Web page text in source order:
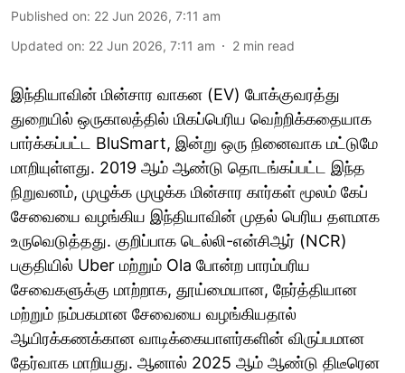
Published on: 22 Jun 2026, 7:11 am
Updated on: 22 Jun 2026, 7:11 am 2 min read
இந்தியாவின் மின்சார வாகன (EV) போக்குவரத்து
துறையில் ஒருகாலத்தில் மிகப்பெரிய வெற்றிக்கதையாக
பார்க்கப்பட்ட BluSmart, இன்று ஒரு நினைவாக மட்டுமே
மாறியுள்ளது. 2019 ஆம் ஆண்டு தொடங்கப்பட்ட இந்த
நிறுவனம், முழுக்க முழுக்க மின்சார கார்கள் மூலம் கேப்
சேவையை வழங்கிய இந்தியாவின் முதல் பெரிய தளமாக
உருவெடுத்தது. குறிப்பாக டெல்லி-என்சிஆர் (NCR)
பகுதியில் Uber மற்றும் Ola போன்ற பாரம்பரிய
சேவைகளுக்கு மாற்றாக, தூய்மையான, நேர்த்தியான
மற்றும் நம்பகமான சேவையை வழங்கியதால்
ஆயிரக்கணக்கான வாடிக்கையாளர்களின் விருப்பமான
தேர்வாக மாறியது. ஆனால் 2025 ஆம் ஆண்டு திடீரென